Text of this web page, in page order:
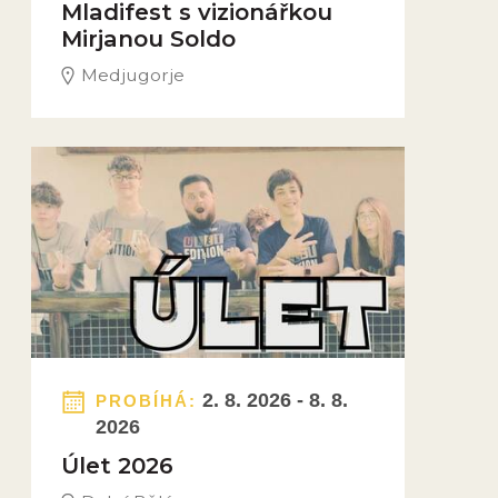
Mladifest s vizionářkou
Mirjanou Soldo
Medjugorje
Obrázek novinky
PROBÍHÁ: 2. 8. 2026 - 8. 8.
2026
Úlet 2026